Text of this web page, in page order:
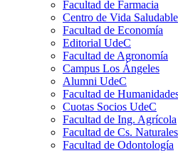
Facultad de Farmacia
Centro de Vida Saludable
Facultad de Economía
Editorial UdeC
Facultad de Agronomía
Campus Los Ángeles
Alumni UdeC
Facultad de
Cuotas Socios UdeC
Facultad de Ing. Agrícola
Facultad de Cs. Naturales
Facultad de Odontología